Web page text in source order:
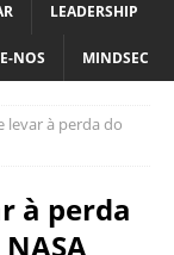
LEADERSHIP
NOS MINDSEC
levar à perda do
à perda